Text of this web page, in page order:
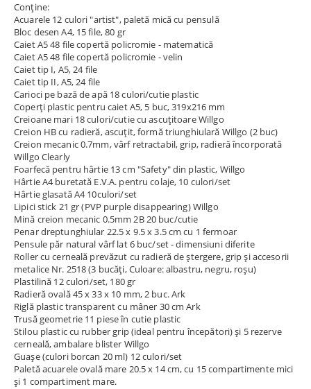
Conține:
Acuarele 12 culori "artist", paletă mică cu pensulă
Bloc desen A4, 15 file, 80 gr
Caiet A5 48 file copertă policromie - matematică
Caiet A5 48 file copertă policromie - velin
Caiet tip I, A5, 24 file
Caiet tip II, A5, 24 file
Carioci pe bază de apă 18 culori/cutie plastic
Coperți plastic pentru caiet A5, 5 buc, 319x216 mm
Creioane mari 18 culori/cutie cu ascuțitoare Willgo
Creion HB cu radieră, ascuțit, formă triunghiulară Willgo (2 buc)
Creion mecanic 0.7mm, vârf retractabil, grip, radieră încorporată
Willgo Clearly
Foarfecă pentru hârtie 13 cm "Safety" din plastic, Willgo
Hârtie A4 buretată E.V.A. pentru colaje, 10 culori/set
Hârtie glasată A4 10culori/set
Lipici stick 21 gr (PVP purple disappearing) Willgo
Mină creion mecanic 0.5mm 2B 20 buc/cutie
Penar dreptunghiular 22.5 x 9.5 x 3.5 cm cu 1 fermoar
Pensule păr natural vârf lat 6 buc/set - dimensiuni diferite
Roller cu cerneală prevăzut cu radieră de ștergere, grip și accesorii
metalice Nr. 2518 (3 bucăți, Culoare: albastru, negru, roșu)
Plastilină 12 culori/set, 180 gr
Radieră ovală 45 x 33 x 10 mm, 2 buc. Ark
Riglă plastic transparent cu mâner 30 cm Ark
Trusă geometrie 11 piese în cutie plastic
Stilou plastic cu rubber grip (ideal pentru începători) și 5 rezerve
cerneală, ambalare blister Willgo
Guașe (culori borcan 20 ml) 12 culori/set
Paletă acuarele ovală mare 20.5 x 14 cm, cu 15 compartimente mici
și 1 compartiment mare.